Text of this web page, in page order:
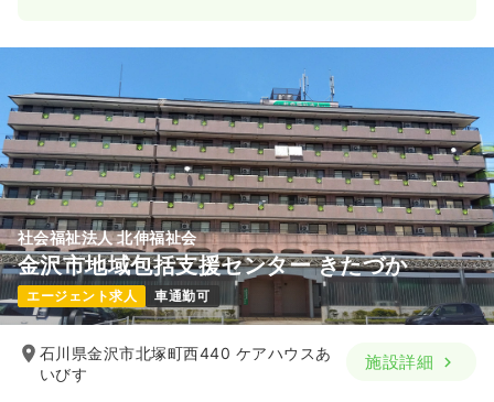
社会福祉法人 北伸福祉会
金沢市地域包括支援センター きたづか
エージェント求人 車通勤可
石川県金沢市北塚町西440 ケアハウスあ
いびす
施設詳細